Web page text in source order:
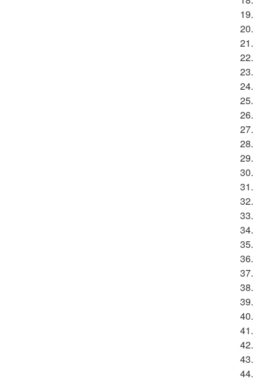
19.
20.
21.
22.
23.
24.
25.
26.
27.
28.
29.
30.
31.
32.
33.
34.
35.
36.
37.
38.
39.
40.
41.
42.
43.
44.